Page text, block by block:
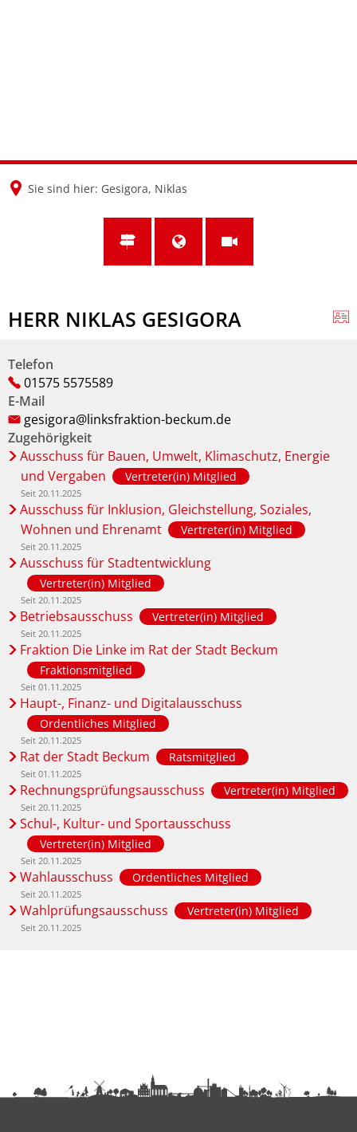
Sie sind hier: Gesigora, Niklas
HERR NIKLAS GESIGORA
Telefon
01575 5575589
E-Mail
gesigora@linksfraktion-beckum.de
Zugehörigkeit
Ausschuss für Bauen, Umwelt, Klimaschutz, Energie
und Vergaben
Vertreter(in) Mitglied
Seit 20.11.2025
Ausschuss für Inklusion, Gleichstellung, Soziales,
Wohnen und Ehrenamt
Vertreter(in) Mitglied
Seit 20.11.2025
Ausschuss für Stadtentwicklung
Vertreter(in) Mitglied
Seit 20.11.2025
Betriebsausschuss Vertreter(in) Mitglied
Seit 20.11.2025
Fraktion Die Linke im Rat der Stadt Beckum
Fraktionsmitglied
Seit 01.11.2025
Haupt-, Finanz- und Digitalausschuss
Ordentliches Mitglied
Seit 20.11.2025
Rat der Stadt Beckum Ratsmitglied
Seit 01.11.2025
Rechnungsprüfungsausschuss Vertreter(in) Mitglied
Seit 20.11.2025
Schul-, Kultur- und Sportausschuss
Vertreter(in) Mitglied
Seit 20.11.2025
Wahlausschuss Ordentliches Mitglied
Seit 20.11.2025
Wahlprüfungsausschuss Vertreter(in) Mitglied
Seit 20.11.2025